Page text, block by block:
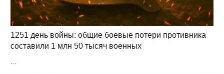
1251 день войны: общие боевые потери противника
составили 1 млн 50 тысяч военных
…